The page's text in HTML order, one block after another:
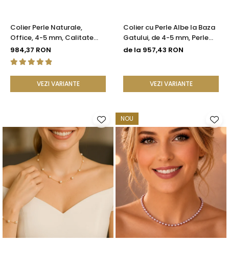
Colier Perle Naturale,
Office, 4-5 mm, Calitate
AAA, Aur 14K | KASKADDA®
984,37 RON
VEZI VARIANTE
Colier cu Perle Albe la Baza
Gatului, de 4-5 mm, Perle
Rare, Calitate AAA+, Aur 14K
de la 957,43 RON
VEZI VARIANTE
NOU